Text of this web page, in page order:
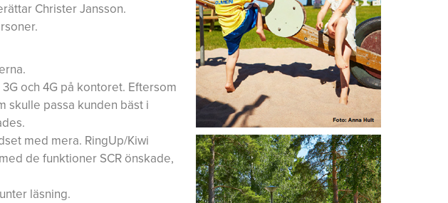
Christer Jansson.
och 4G på kontoret. Eftersom
skulle passa kunden bäst i
med mera. RingUp/Kiwi
de funktioner SCR önskade,
läsning.